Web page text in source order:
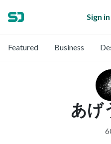
Sign in
Featured Business
あげ